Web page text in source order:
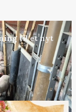
til et nyt